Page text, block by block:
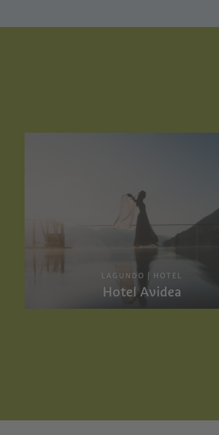
LAGUNDO | HOTEL
Hotel Avidea